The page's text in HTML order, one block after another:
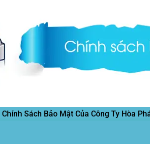
Sách Bảo Mật Của Công Ty Hòa